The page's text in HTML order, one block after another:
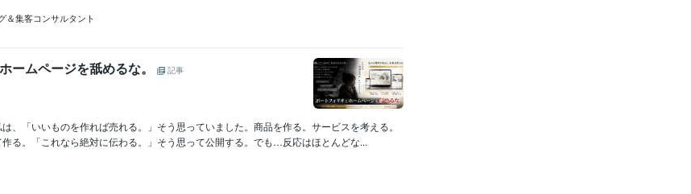
＆集客コンサルタント
ームページを舐めるな。
記事
、「いいものを作れば売れる。」そう思っていました。商品を作る。サービスを考える。
る。「これなら絶対に伝わる。」そう思って公開する。でも…反応はほとんどな...